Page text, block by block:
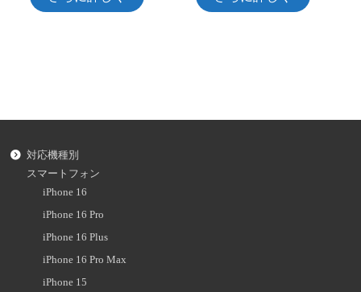
対応機種別
スマートフォン
iPhone 16
iPhone 16 Pro
iPhone 16 Plus
iPhone 16 Pro Max
iPhone 15